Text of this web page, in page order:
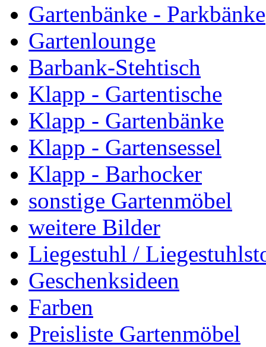
Gartenbänke - Parkbänke
Gartenlounge
Barbank-Stehtisch
Klapp - Gartentische
Klapp - Gartenbänke
Klapp - Gartensessel
Klapp - Barhocker
sonstige Gartenmöbel
weitere Bilder
Liegestuhl /
Geschenksideen
Farben
Preisliste Gartenmöbel